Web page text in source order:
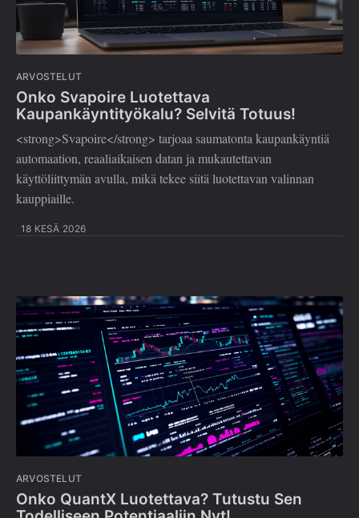
ARVOSTELUT
Onko Svapoire Luotettava
Kaupankäyntityökalu? Selvitä Totuus!
<strong>Svapoire</strong> tarjoaa saumatonta kaupankäyntiä
automaation, reaaliaikaisen datan ja mukautettavan
käyttöliittymän avulla, mikä tekee siitä luotettavan valinnan
kauppiaille.
18 KESÄ 2026
ARVOSTELUT
Onko QuantX Luotettava? Tutustu Sen